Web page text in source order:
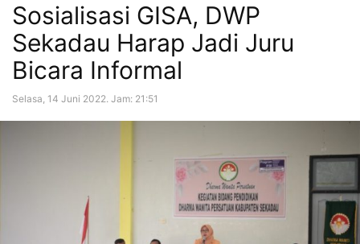
Sosialisasi GISA, DWP
Sekadau Harap Jadi Juru
Bicara Informal
Selasa, 14 Juni 2022. Jam: 21:51